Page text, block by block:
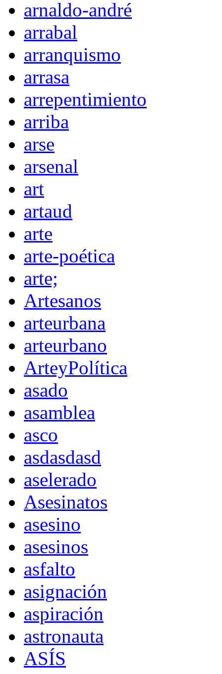
arnaldo-andré
arrabal
arranquismo
arrasa
arrepentimiento
arriba
arse
arsenal
art
artaud
arte
arte-poética
arte;
Artesanos
arteurbana
arteurbano
ArteyPolítica
asado
asamblea
asco
asdasdasd
aselerado
Asesinatos
asesino
asesinos
asfalto
asignación
aspiración
astronauta
ASÍS